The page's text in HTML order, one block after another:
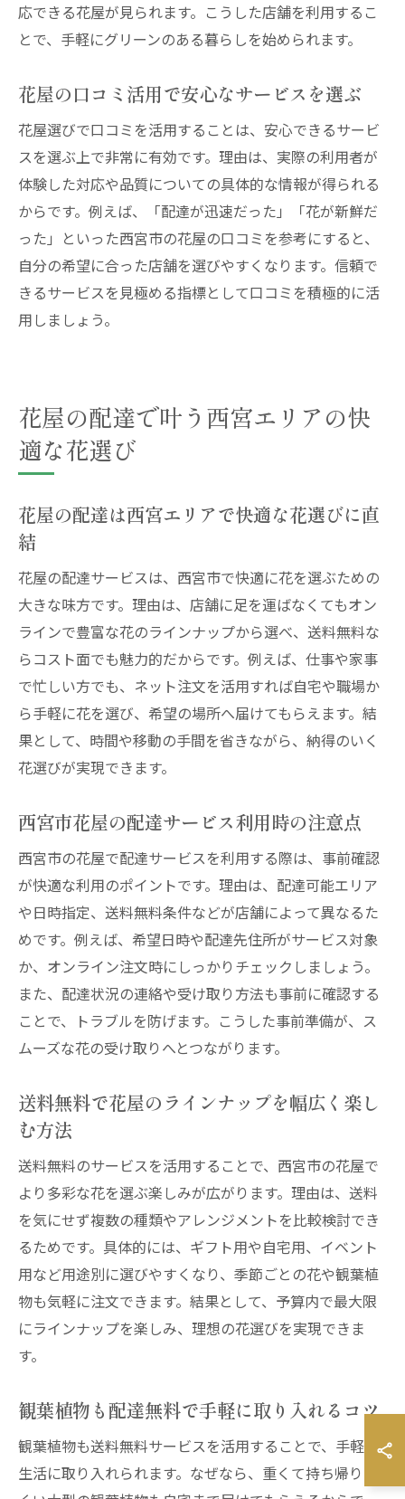
応できる花屋が見られます。こうした店舗を利用するこ
とで、手軽にグリーンのある暮らしを始められます。
花屋の口コミ活用で安心なサービスを選ぶ
花屋選びで口コミを活用することは、安心できるサービ
スを選ぶ上で非常に有効です。理由は、実際の利用者が
体験した対応や品質についての具体的な情報が得られる
からです。例えば、「配達が迅速だった」「花が新鮮だ
った」といった西宮市の花屋の口コミを参考にすると、
自分の希望に合った店舗を選びやすくなります。信頼で
きるサービスを見極める指標として口コミを積極的に活
用しましょう。
花屋の配達で叶う西宮エリアの快
適な花選び
花屋の配達は西宮エリアで快適な花選びに直
結
花屋の配達サービスは、西宮市で快適に花を選ぶための
大きな味方です。理由は、店舗に足を運ばなくてもオン
ラインで豊富な花のラインナップから選べ、送料無料な
らコスト面でも魅力的だからです。例えば、仕事や家事
で忙しい方でも、ネット注文を活用すれば自宅や職場か
ら手軽に花を選び、希望の場所へ届けてもらえます。結
果として、時間や移動の手間を省きながら、納得のいく
花選びが実現できます。
西宮市花屋の配達サービス利用時の注意点
西宮市の花屋で配達サービスを利用する際は、事前確認
が快適な利用のポイントです。理由は、配達可能エリア
や日時指定、送料無料条件などが店舗によって異なるた
めです。例えば、希望日時や配達先住所がサービス対象
か、オンライン注文時にしっかりチェックしましょう。
また、配達状況の連絡や受け取り方法も事前に確認する
ことで、トラブルを防げます。こうした事前準備が、ス
ムーズな花の受け取りへとつながります。
送料無料で花屋のラインナップを幅広く楽し
む方法
送料無料のサービスを活用することで、西宮市の花屋で
より多彩な花を選ぶ楽しみが広がります。理由は、送料
を気にせず複数の種類やアレンジメントを比較検討でき
るためです。具体的には、ギフト用や自宅用、イベント
用など用途別に選びやすくなり、季節ごとの花や観葉植
物も気軽に注文できます。結果として、予算内で最大限
にラインナップを楽しみ、理想の花選びを実現できま
す。
観葉植物も配達無料で手軽に取り入れるコツ
観葉植物も送料無料サービスを活用することで、手軽に
生活に取り入れられます。なぜなら、重くて持ち帰りに